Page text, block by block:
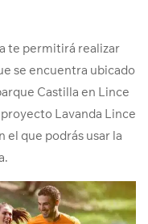
te permitirá realizar
se encuentra ubicado
Castilla en Lince
Lavanda Lince
el que podrás usar la